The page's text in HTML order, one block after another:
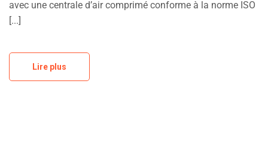
avec une centrale d’air comprimé conforme à la norme ISO
[...]
Lire plus